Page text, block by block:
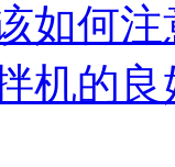
如何注
机的